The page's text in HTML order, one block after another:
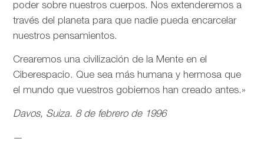
poder sobre nuestros cuerpos. Nos extenderemos a
través del planeta para que nadie pueda encarcelar
nuestros pensamientos.
Crearemos una civilización de la Mente en el
Ciberespacio. Que sea más humana y hermosa que
el mundo que vuestros gobiernos han creado antes.»
Davos, Suiza. 8 de febrero de 1996
—